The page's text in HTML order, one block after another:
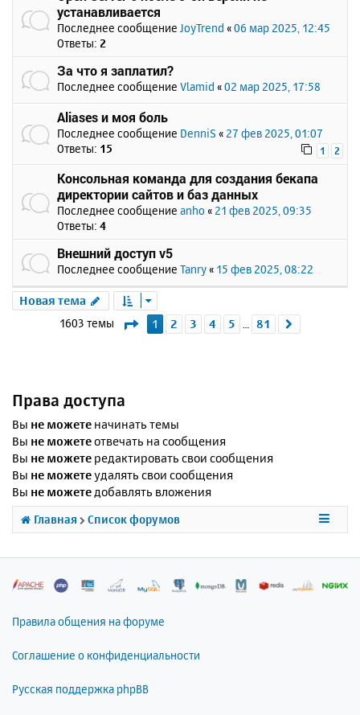
устанавливается
Последнее сообщение JoyTrend «06 мар 2025, 12:45
Ответы: 2
За что я заплатил?
Последнее сообщение Vlamid «02 мар 2025, 17:58
Aliases и моя боль
Последнее сообщение DenniS « 27 фев 2025, 01:07
Ответы: 15 1 2
Консольная команда для создания бекапа
директории сайтов и баз данных
Последнее сообщение anho « 21 фев 2025, 09:35
Ответы: 4
Внешний доступ v5
Последнее сообщение Tanry « 15 фев 2025, 08:22
Новая тема
1603 темы Страница1 из 81
1 2 3 4 5 … 81
Права доступа
Вы не можете начинать темы
Вы не можетеотвечать на сообщения
Вы не можете редактировать свои сообщения
Вы не можетеудалять свои сообщения
Вы не можетедобавлять вложения
Главная Список форумов
Правила общения на форуме
Соглашение о конфиденциальности
Русская поддержка phpBB